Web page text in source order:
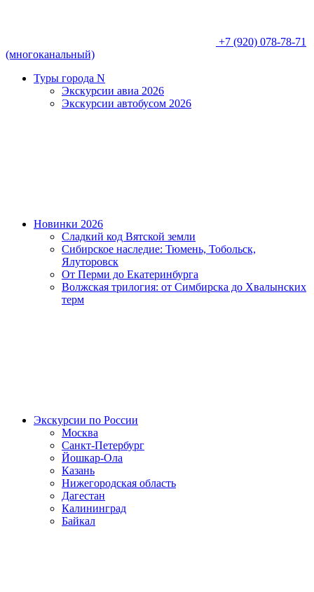
+7 (920) 078-78-71
(многоканальный)
Туры города N
Экскурсии авиа 2026
Экскурсии автобусом 2026
Новинки 2026
Сладкий код Вятской земли
Сибирское наследие: Тюмень, Тобольск,
Ялуторовск
От Перми до Екатеринбурга
Волжская трилогия: от Симбирска до Хвалынских
терм
Экскурсии по России
Москва
Санкт-Петербург
Йошкар-Ола
Казань
Нижегородская область
Дагестан
Калининград
Байкал